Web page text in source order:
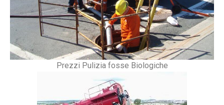
Prezzi Pulizia fosse Biologiche